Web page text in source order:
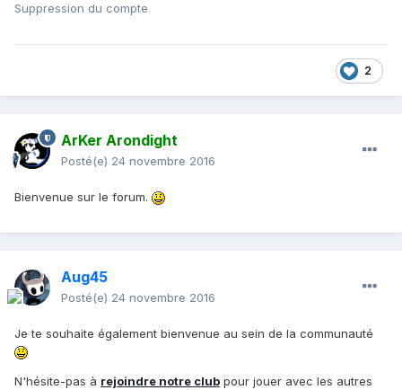
Suppression du compte
2
ArKer Arondight
Posté(e) 24 novembre 2016
Bienvenue sur le forum.
Aug45
Posté(e) 24 novembre 2016
Je te souhaite également bienvenue au sein de la communauté
N'hésite-pas à rejoindre notre club pour jouer avec les autres